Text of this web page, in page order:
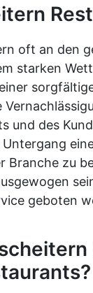
oft an den
starken
und des
Branche zu
geboten